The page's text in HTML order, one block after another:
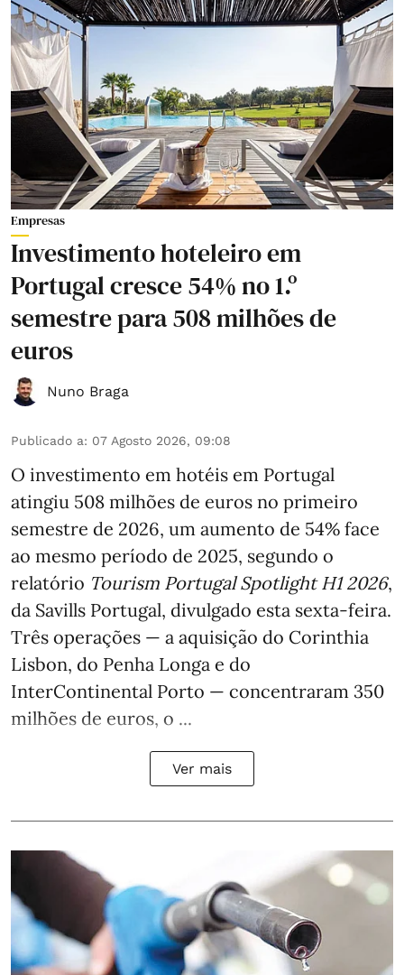
Empresas
Investimento hoteleiro em
Portugal cresce 54% no 1.º
semestre para 508 milhões de
euros
Nuno Braga
Publicado a: 07 Agosto 2026, 09:08
O investimento em hotéis em Portugal
atingiu 508 milhões de euros no primeiro
semestre de 2026, um aumento de 54% face
ao mesmo período de 2025, segundo o
relatório Tourism Portugal Spotlight H1 2026,
da Savills Portugal, divulgado esta sexta-feira.
Três operações — a aquisição do Corinthia
Lisbon, do Penha Longa e do
InterContinental Porto — concentraram 350
milhões de euros, o ...
Ver mais